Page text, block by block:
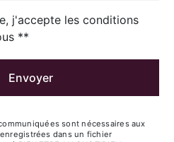
j'accepte les conditions
**
Envoyer
sont nécessaires aux
dans un fichier